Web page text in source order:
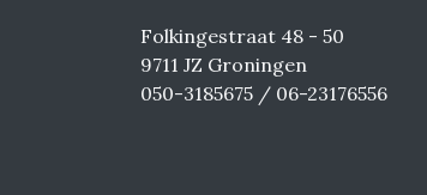
Folkingestraat 48 - 50
9711 JZ Groningen
050-3185675 / 06-23176556